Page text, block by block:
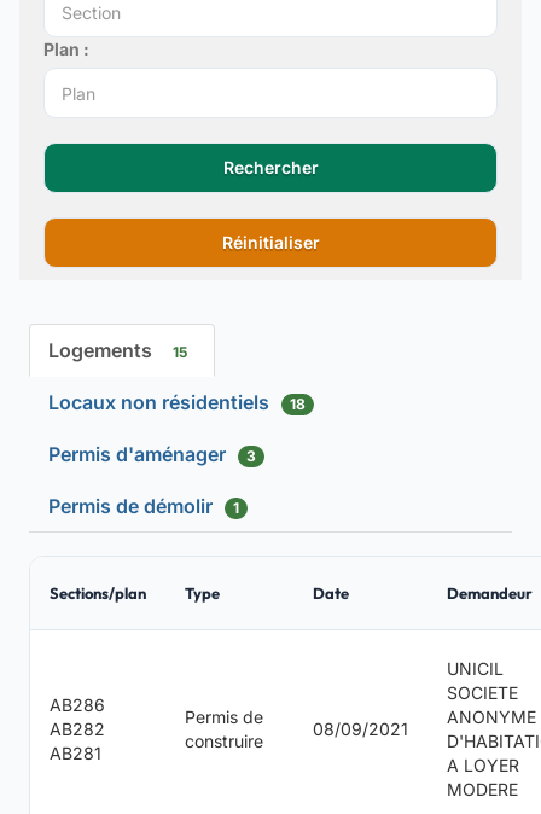
Plan :
Rechercher
Réinitialiser
Logements 15
Locaux non résidentiels 18
Permis d'aménager 3
Permis de démolir 1
Sections/plan Type Date Demandeur
AB286
AB282
AB281
Permis de
construire
08/09/2021
UNICIL
SOCIETE
ANONYME
A LOYER
MODERE